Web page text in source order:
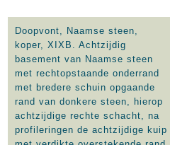
Doopvont, Naamse steen,
koper, XIXB. Achtzijdig
basement van Naamse steen
met rechtopstaande onderrand
met bredere schuin opgaande
rand van donkere steen, hierop
achtzijdige rechte schacht, na
profileringen de achtzijdige kuip